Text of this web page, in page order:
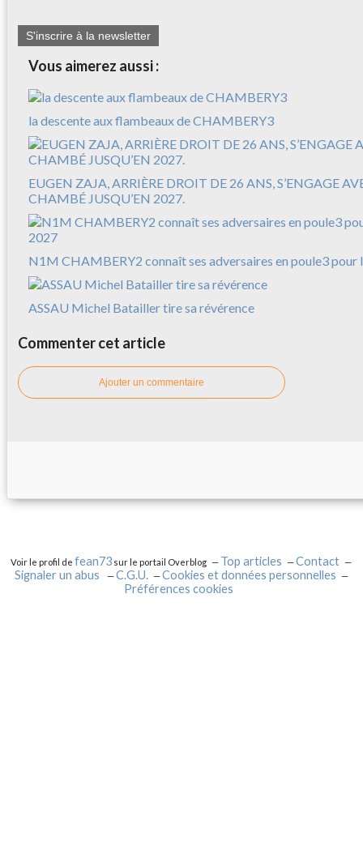
S'inscrire à la newsletter
Vous aimerez aussi :
la descente aux flambeaux de CHAMBERY3
EUGEN ZAJA, ARRIÈRE DROIT DE 26 ANS, S’ENGAGE
CHAMBÉ JUSQU’EN 2027.
N1M CHAMBERY2 connaît ses adversaires en poule3 pour
ASSAU Michel Batailler tire sa révérence
Commenter cet article
Ajouter un commentaire
Voir le profil defean73 sur le portail Overblog Top articles
Contact
Signaler un abus
C.G.U.
Cookies et données personnelles
Préférences cookies